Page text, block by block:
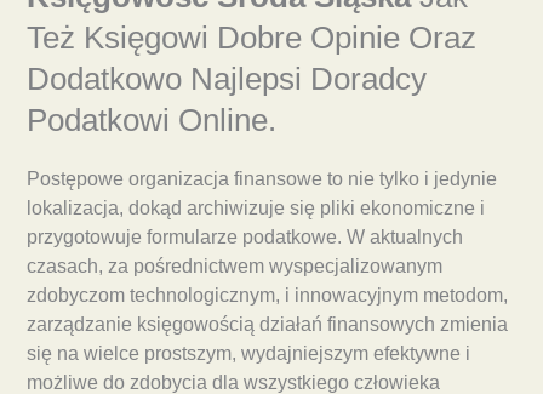
Też Księgowi Dobre Opinie Oraz
Dodatkowo Najlepsi Doradcy
Podatkowi Online.
Postępowe organizacja finansowe to nie tylko i jedynie
lokalizacja, dokąd archiwizuje się pliki ekonomiczne i
przygotowuje formularze podatkowe. W aktualnych
czasach, za pośrednictwem wyspecjalizowanym
zdobyczom technologicznym, i innowacyjnym metodom,
zarządzanie księgowością działań finansowych zmienia
się na wielce prostszym, wydajniejszym efektywne i
możliwe do zdobycia dla wszystkiego człowieka